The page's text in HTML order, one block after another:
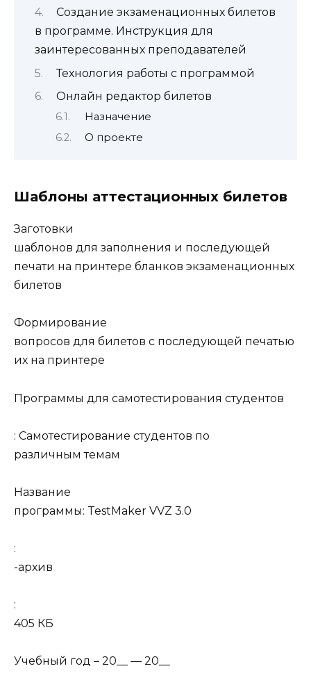
Создание экзаменационных билетов
в программе. Инструкция для
заинтересованных преподавателей
Технология работы с программой
Онлайн редактор билетов
Назначение
О проекте
Шаблоны аттестационных билетов
Заготовки
шаблонов для заполнения и последующей
печати на принтере бланков экзаменационных
билетов
Формирование
вопросов для билетов с последующей печатью
их на принтере
Программы для самотестирования студентов
: Самотестирование студентов по
различным темам
Название
программы: TestMaker VVZ 3.0
:
-архив
:
405 КБ
Учебный год – 20__ — 20__